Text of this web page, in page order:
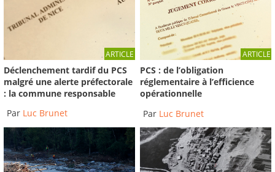
ARTICLE
Déclenchement tardif du PCS
malgré une alerte préfectorale
: la commune responsable
Par Luc Brunet
ARTICLE
PCS : de l’obligation
réglementaire à l’efficience
opérationnelle
Par Luc Brunet